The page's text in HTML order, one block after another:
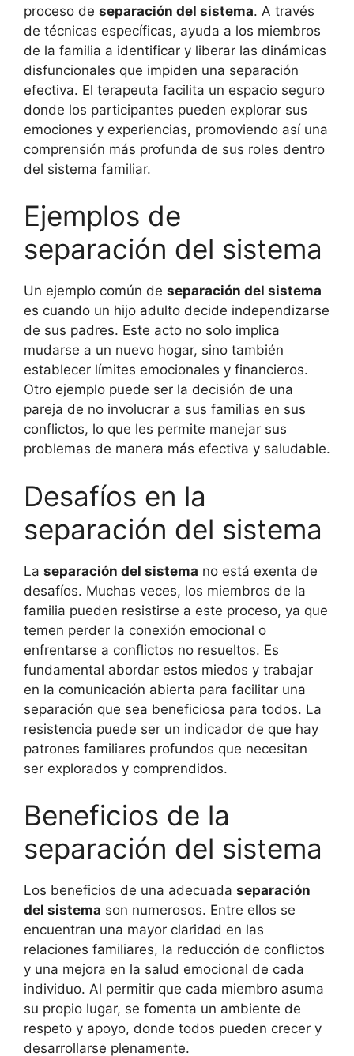
proceso de separación del sistema. A través
de técnicas específicas, ayuda a los miembros
de la familia a identificar y liberar las dinámicas
disfuncionales que impiden una separación
efectiva. El terapeuta facilita un espacio seguro
donde los participantes pueden explorar sus
emociones y experiencias, promoviendo así una
comprensión más profunda de sus roles dentro
del sistema familiar.
Ejemplos de
separación del sistema
Un ejemplo común de separación del sistema
es cuando un hijo adulto decide independizarse
de sus padres. Este acto no solo implica
mudarse a un nuevo hogar, sino también
establecer límites emocionales y financieros.
Otro ejemplo puede ser la decisión de una
pareja de no involucrar a sus familias en sus
conflictos, lo que les permite manejar sus
problemas de manera más efectiva y saludable.
Desafíos en la
separación del sistema
La separación del sistema no está exenta de
desafíos. Muchas veces, los miembros de la
familia pueden resistirse a este proceso, ya que
temen perder la conexión emocional o
enfrentarse a conflictos no resueltos. Es
fundamental abordar estos miedos y trabajar
en la comunicación abierta para facilitar una
separación que sea beneficiosa para todos. La
resistencia puede ser un indicador de que hay
patrones familiares profundos que necesitan
ser explorados y comprendidos.
Beneficios de la
separación del sistema
Los beneficios de una adecuada separación
del sistema son numerosos. Entre ellos se
encuentran una mayor claridad en las
relaciones familiares, la reducción de conflictos
y una mejora en la salud emocional de cada
individuo. Al permitir que cada miembro asuma
su propio lugar, se fomenta un ambiente de
respeto y apoyo, donde todos pueden crecer y
desarrollarse plenamente.